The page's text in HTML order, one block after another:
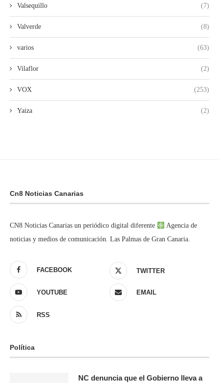
Valsequillo (7)
Valverde (8)
varios (63)
Vilaflor (2)
VOX (253)
Yaiza (2)
Cn8 Noticias Canarias
CN8 Noticias Canarias un periódico digital diferente
Agencia de
noticias y medios de comunicación. Las Palmas de Gran Canaria.
FACEBOOK TWITTER
YOUTUBE EMAIL
RSS
Política
NC denuncia que el Gobierno lleva a